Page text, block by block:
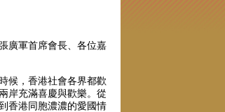
廣軍首席會長、各位嘉
候，香港社會各界都歡
岸充滿喜慶與歡樂。從
香港同胞濃濃的愛國情